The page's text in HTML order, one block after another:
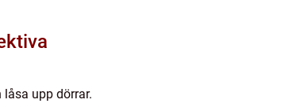
upp dörrar.